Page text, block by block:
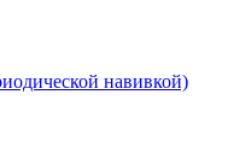
навивкой)